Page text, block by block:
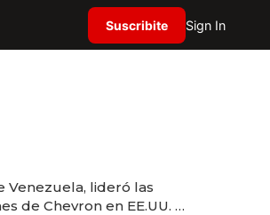
Suscribite Sign In
Venezuela, lideró las
de Chevron en EE.UU. y